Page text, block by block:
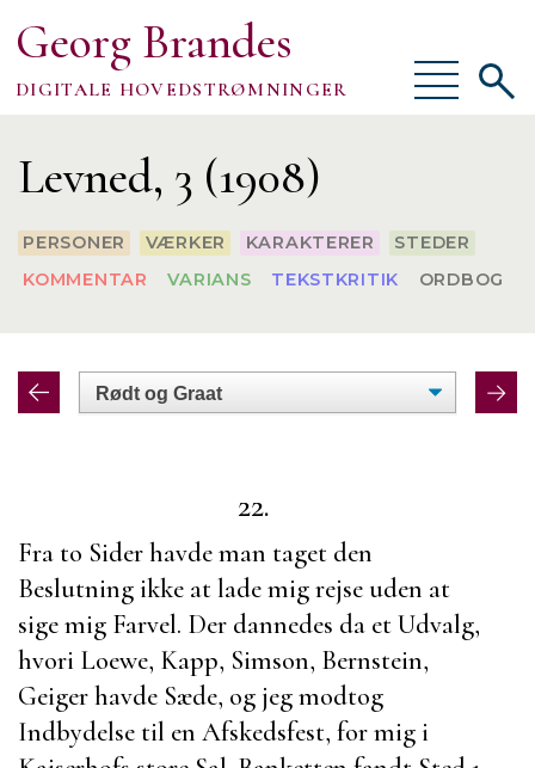
Georg Brandes
DIGITALE HOVEDSTRØMNINGER
Vis/skjul
menu
FORSKNING
Vis/
Levned, 3 (1908)
PERSONER VÆRKER KARAKTERER
STEDER
KOMMENTAR
VARIANS TEKSTKRITIK ORDBOG
22.
Fra to Sider havde man taget den
Beslutning ikke at lade mig rejse uden at
sige mig Farvel. Der dannedes da et Udvalg,
hvori Loewe, Kapp, Simson, Bernstein,
Geigerhavde Sæde, og jeg modtog
Indbydelse til en Afskedsfest, for mig i